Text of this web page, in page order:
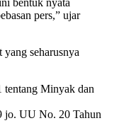
bentuk nyata
pers,” ujar
seharusnya
tentang Minyak dan
jo. UU No. 20 Tahun